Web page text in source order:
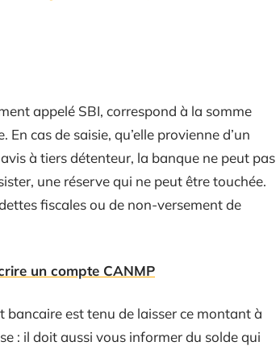
appelé SBI, correspond à la somme
cas de saisie, qu’elle provienne d’un
à tiers détenteur, la banque ne peut pas
une réserve qui ne peut être touchée.
fiscales ou de non-versement de
un compte CANMP
est tenu de laisser ce montant à
: il doit aussi vous informer du solde qui